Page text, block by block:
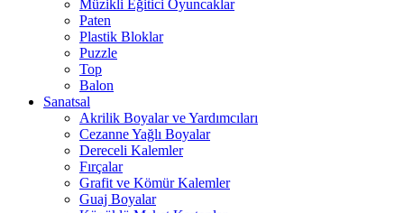
Müzikli Eğitici Oyuncaklar
Paten
Plastik Bloklar
Puzzle
Top
Balon
Sanatsal
Akrilik Boyalar ve Yardımcıları
Cezanne Yağlı Boyalar
Dereceli Kalemler
Fırçalar
Grafit ve Kömür Kalemler
Guaj Boyalar